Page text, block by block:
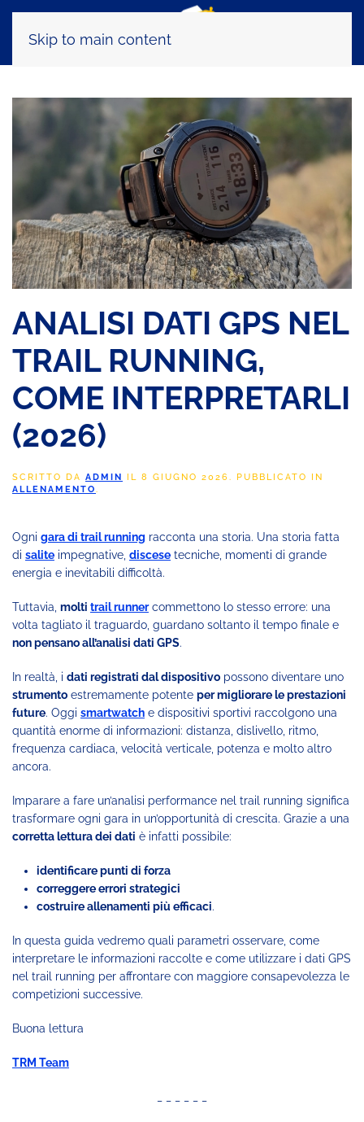
Skip to main content
ANALISI DATI GPS NEL
TRAIL RUNNING,
COME INTERPRETARLI
(2026)
SCRITTO DA ADMIN IL 8 GIUGNO 2026. PUBBLICATO IN
ALLENAMENTO.
Ogni gara di trail running racconta una storia. Una storia fatta
di salite impegnative, discese tecniche, momenti di grande
energia e inevitabili difficoltà.
Tuttavia, molti trail runnercommettono lo stesso errore: una
volta tagliato il traguardo, guardano soltanto il tempo finale e
non pensano all’analisi dati GPS.
In realtà, i dati registrati dal dispositivo possono diventare uno
strumento estremamente potente per migliorare le prestazioni
future. Oggi smartwatch e dispositivi sportivi raccolgono una
quantità enorme di informazioni: distanza, dislivello, ritmo,
frequenza cardiaca, velocità verticale, potenza e molto altro
ancora.
Imparare a fare un’analisi performance nel trail running significa
trasformare ogni gara in un’opportunità di crescita. Grazie a una
corretta lettura dei dati è infatti possibile:
identificare punti di forza
correggere errori strategici
costruire allenamenti più efficaci.
In questa guida vedremo quali parametri osservare, come
interpretare le informazioni raccolte e come utilizzare i dati GPS
nel trail running per affrontare con maggiore consapevolezza le
competizioni successive.
Buona lettura
TRM Team